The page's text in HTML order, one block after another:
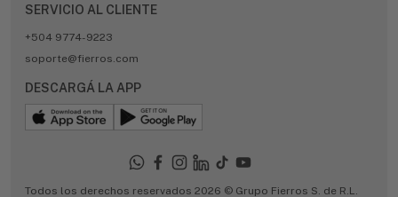
SERVICIO AL CLIENTE
+504 9774-9223
soporte@fierros.com
DESCARGÁ LA APP
Todos los derechos reservados 2026 © Grupo Fierros S. de R.L.